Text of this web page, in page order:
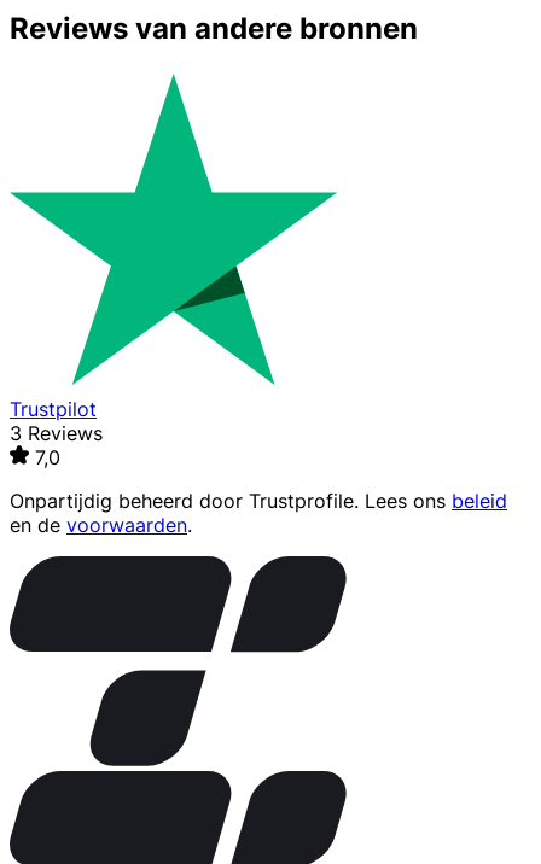
Reviews van andere bronnen
Trustpilot
3 Reviews
7,0
Onpartijdig beheerd door Trustprofile. Lees ons beleid
en de voorwaarden.